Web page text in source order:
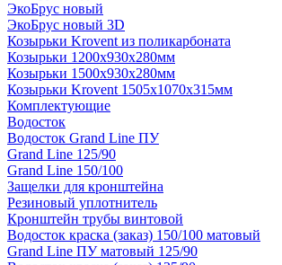
ЭкоБрус новый
ЭкоБрус новый 3D
Козырьки Krovent из поликарбоната
Козырьки 1200х930х280мм
Козырьки 1500х930х280мм
Козырьки Krovent 1505х1070х315мм
Комплектующие
Водосток
Водосток Grand Line ПУ
Grand Line 125/90
Grand Line 150/100
Защелки для кронштейна
Резиновый уплотнитель
Кронштейн трубы винтовой
Водосток краска (заказ) 150/100 матовый
Grand Line ПУ матовый 125/90